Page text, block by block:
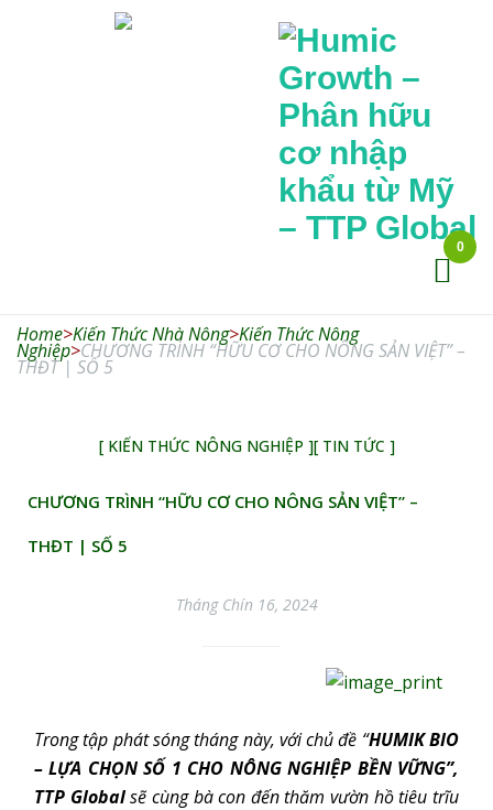
Phân hữu cơ
Global
0
Home>Kiến Thức Nhà Nông>Kiến Thức Nông
Nghiệp>CHƯƠNG TRÌNH “HỮU CƠ CHO NÔNG SẢN VIỆT” –
THĐT | SỐ 5
[ KIẾN THỨC NÔNG NGHIỆP ][ TIN TỨC ]
CHƯƠNG TRÌNH “HỮU CƠ CHO NÔNG SẢN VIỆT” –
THĐT | SỐ 5
Tháng Chín 16, 2024
Trong tập phát sóng tháng này, với chủ đề “HUMIK BIO
– LỰA CHỌN SỐ 1 CHO NÔNG NGHIỆP BỀN VỮNG”,
TTP Globalsẽ cùng bà con đến thăm vườn hồ tiêu trĩu